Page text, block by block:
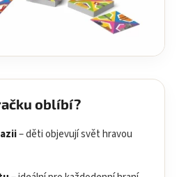
oblíbí?
– děti objevují svět hravou